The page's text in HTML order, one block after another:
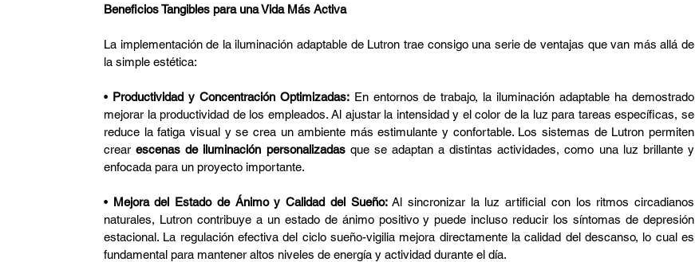
Beneficios Tangibles para una Vida Más Activa
La implementación de la iluminación adaptable de Lutron trae consigo una serie de ventajas que van más allá de
la simple estética:
• Productividad y Concentración Optimizadas: En entornos de trabajo, la iluminación adaptable ha demostrado
mejorar la productividad de los empleados. Al ajustar la intensidad y el color de la luz para tareas específicas, se
reduce la fatiga visual y se crea un ambiente más estimulante y confortable. Los sistemas de Lutron permiten
crear escenas de iluminación personalizadas que se adaptan a distintas actividades, como una luz brillante y
enfocada para un proyecto importante.
• Mejora del Estado de Ánimo y Calidad del Sueño: Al sincronizar la luz artificial con los ritmos circadianos
naturales, Lutron contribuye a un estado de ánimo positivo y puede incluso reducir los síntomas de depresión
estacional. La regulación efectiva del ciclo sueño-vigilia mejora directamente la calidad del descanso, lo cual es
fundamental para mantener altos niveles de energía y actividad durante el día.